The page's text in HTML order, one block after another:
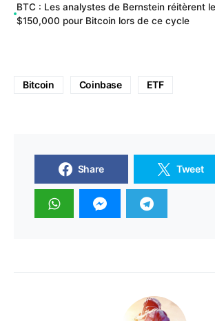
BTC : Les analystes de Bernstein réitèrent
$150,000 pour Bitcoin lors de ce cycle
Bitcoin Coinbase ETF
Share Tweet